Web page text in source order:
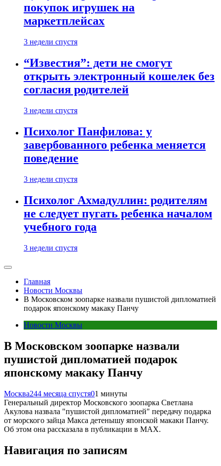
покупок игрушек на
маркетплейсах
3 недели спустя
“Известия”: дети не смогут
открыть электронный кошелек без
согласия родителей
3 недели спустя
Психолог Панфилова: у
завербованного ребенка меняется
поведение
3 недели спустя
Психолог Ахмадуллин: родителям
не следует пугать ребенка началом
учебного года
3 недели спустя
Главная
Новости Москвы
В Московском зоопарке назвали пушистой дипломатией
подарок японскому макаку Панчу
Новости Москвы
В Московском зоопарке назвали
пушистой дипломатией подарок
японскому макаку Панчу
Москва244 месяца спустя01 минуты
Генеральный директор Московского зоопарка Светлана
Акулова назвала "пушистой дипломатией" передачу подарка
от морского зайца Макса детенышу японской макаки Панчу.
Об этом она рассказала в публикации в МАХ.
Навигация по записям